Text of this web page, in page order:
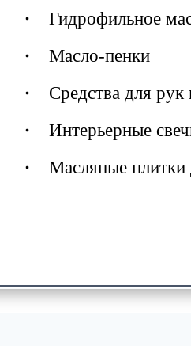
Гидрофильное
Масло-пенки
Средства для рук
Интерьерные
Масляные плитки